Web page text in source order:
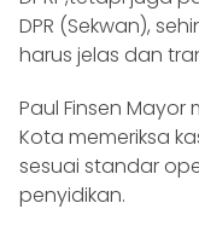
DPR (Sekwan),
harus jelas dan
Paul Finsen Mayor
Kota memeriksa
sesuai standar
penyidikan.